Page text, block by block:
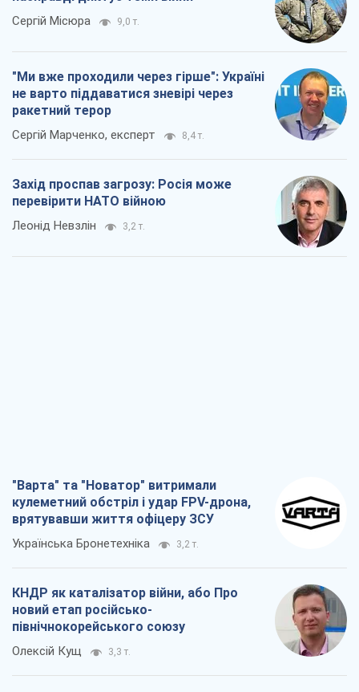
Сергій Місюра 9,0 т.
"Ми вже проходили через гірше": Україні
не варто піддаватися зневірі через
ракетний терор
Сергій Марченко, експерт 8,4 т.
Захід проспав загрозу: Росія може
перевірити НАТО війною
Леонід Невзлін 3,2 т.
"Варта" та "Новатор" витримали
кулеметний обстріл і удар FPV-дрона,
врятувавши життя офіцеру ЗСУ
Українська Бронетехніка 3,2 т.
КНДР як каталізатор війни, або Про
новий етап російсько-
північнокорейського союзу
Олексій Кущ 3,3 т.